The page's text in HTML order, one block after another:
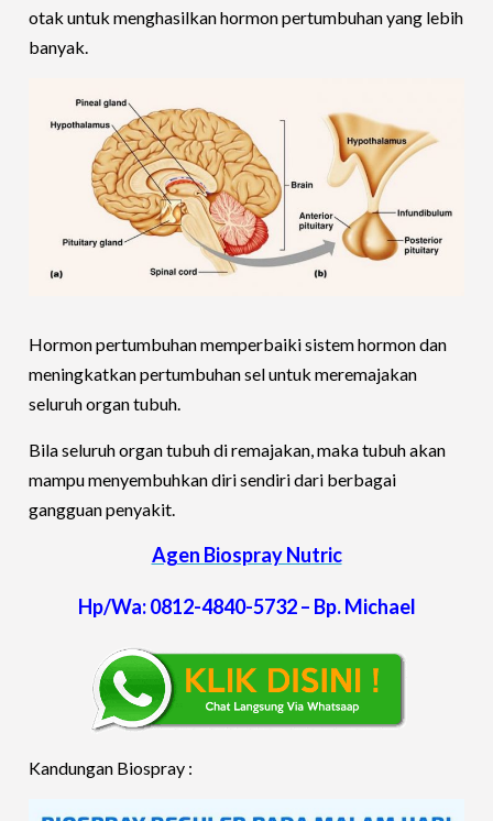
otak untuk menghasilkan hormon pertumbuhan yang lebih
banyak.
Hormon pertumbuhan memperbaiki sistem hormon dan
meningkatkan pertumbuhan sel untuk meremajakan
seluruh organ tubuh.
Bila seluruh organ tubuh di remajakan, maka tubuh akan
mampu menyembuhkan diri sendiri dari berbagai
gangguan penyakit.
Agen Biospray Nutric
Hp/Wa: 0812-4840-5732 – Bp. Michael
Kandungan Biospray :